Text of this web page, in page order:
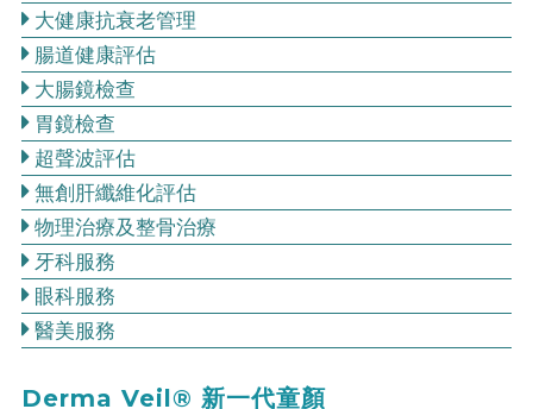
大健康抗衰老管理
腸道健康評估
大腸鏡檢查
胃鏡檢查
超聲波評估
無創肝纖維化評估
物理治療及整骨治療
牙科服務
眼科服務
醫美服務
Derma Veil® 新一代童顏